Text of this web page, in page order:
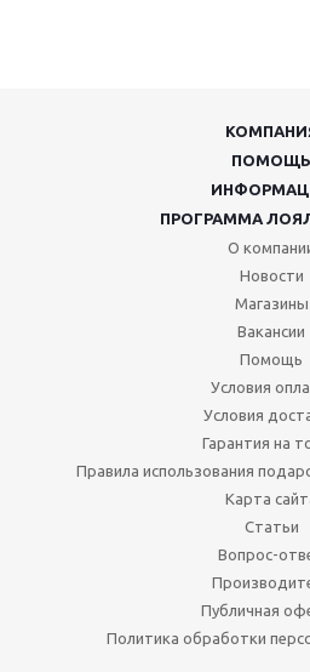
ПОМОЩЬ
ПРОГРАММА
О
Новости
Магазины
Вакансии
Помощь
Условия
Условия
Гарантия на
Правила использования
Карта
Статьи
Вопрос-
Публичная
Политика обработки